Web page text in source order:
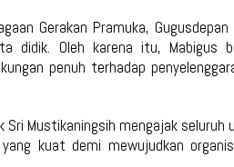
Gerakan Pramuka,
didik. Oleh karena itu, Mabigus
penuh terhadap
Sri Mustikaningsih mengajak
kuat demi mewujudkan